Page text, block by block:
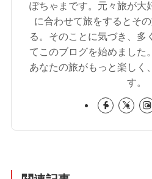
ぽちゃまです。元々旅が大
に合わせて旅をするとそ
る。そのことに気づき、多
てこのブログを始めました
あなたの旅がもっと楽しく
す。